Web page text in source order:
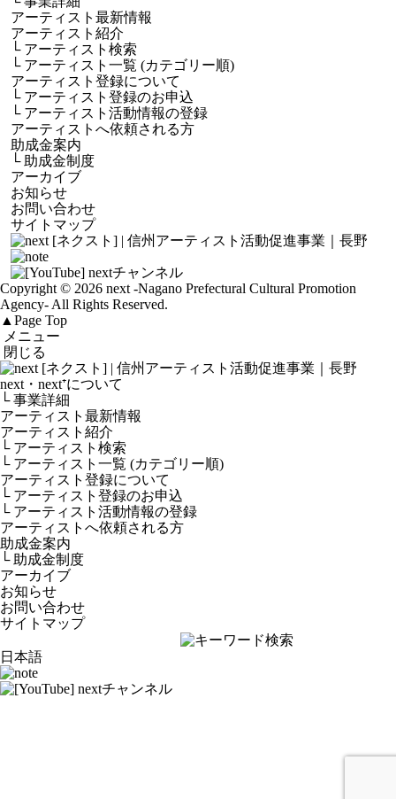
アーティスト最新情報
アーティスト紹介
└ アーティスト検索
└ アーティスト一覧 (カテゴリー順)
アーティスト登録について
└ アーティスト登録のお申込
└ アーティスト活動情報の登録
アーティストへ依頼される方
助成金案内
└ 助成金制度
アーカイブ
お知らせ
お問い合わせ
サイトマップ
Copyright © 2026 next -Nagano Prefectural Cultural Promotion
Agency- All Rights Reserved.
▲ Page Top
メニュー
閉じる
next・next⁺について
└ 事業詳細
アーティスト最新情報
アーティスト紹介
└ アーティスト検索
└ アーティスト一覧 (カテゴリー順)
アーティスト登録について
└ アーティスト登録のお申込
└ アーティスト活動情報の登録
アーティストへ依頼される方
助成金案内
└ 助成金制度
アーカイブ
お知らせ
お問い合わせ
サイトマップ